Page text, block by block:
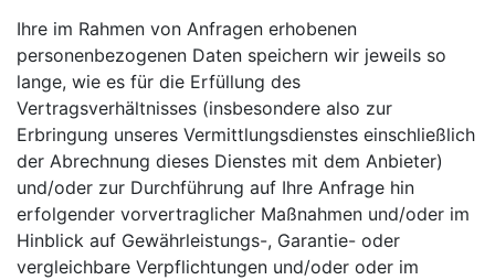
Ihre im Rahmen von Anfragen erhobenen
personenbezogenen Daten speichern wir jeweils so
lange, wie es für die Erfüllung des
Vertragsverhältnisses (insbesondere also zur
Erbringung unseres Vermittlungsdienstes einschließlich
der Abrechnung dieses Dienstes mit dem Anbieter)
und/oder zur Durchführung auf Ihre Anfrage hin
erfolgender vorvertraglicher Maßnahmen und/oder im
Hinblick auf Gewährleistungs-, Garantie- oder
vergleichbare Verpflichtungen und/oder oder im